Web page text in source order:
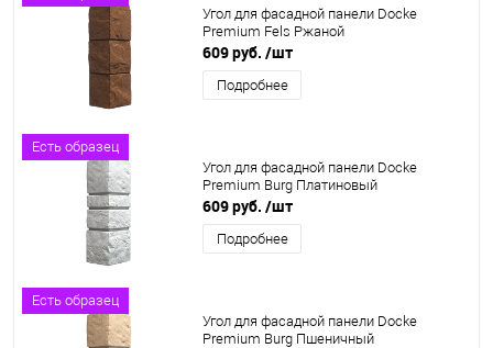
Угол для фасадной панели Docke
Premium Fels Ржаной
609 руб. /шт
Подробнее
Есть образец
Угол для фасадной панели Docke
Premium Burg Платиновый
609 руб. /шт
Подробнее
Есть образец
Угол для фасадной панели Docke
Premium Burg Пшеничный